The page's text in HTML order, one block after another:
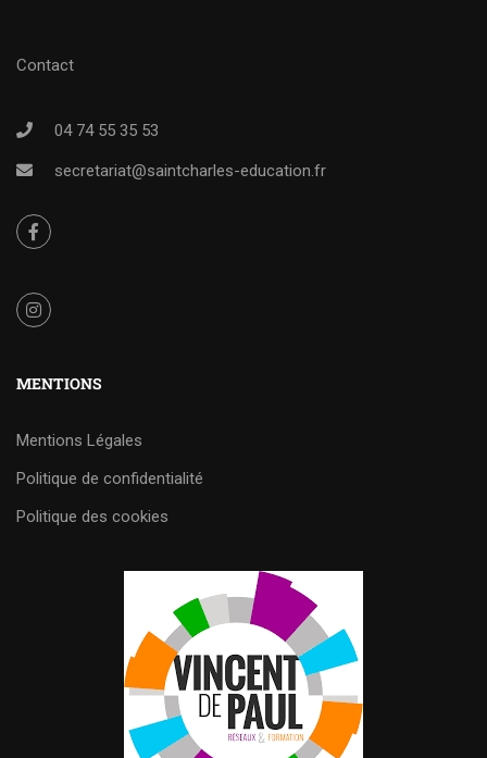
Contact
04 74 55 35 53
secretariat@saintcharles-education.fr
MENTIONS
Mentions Légales
Politique de confidentialité
Politique des cookies